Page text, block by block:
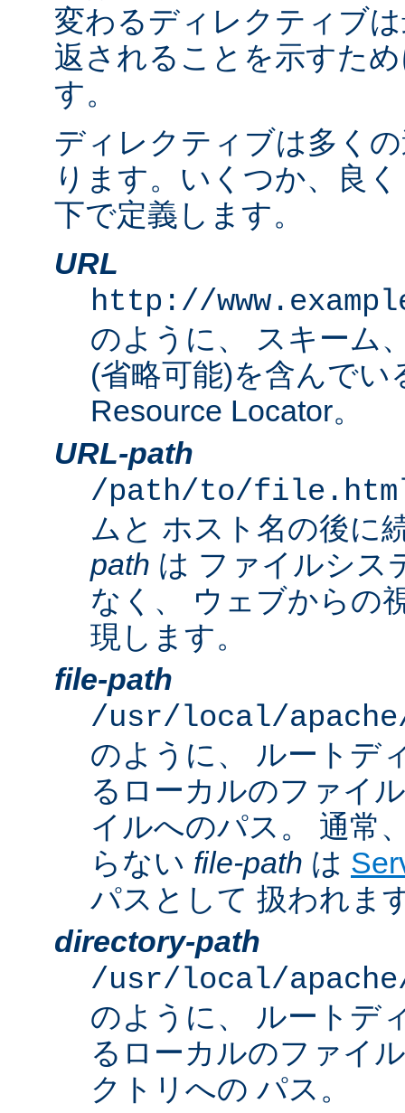
変わるディレクティブ
返されることを示すた
す。
ディレクティブは多く
ります。いくつか、良
下で定義します。
URL
http://
のように、 スキーム
(省略可能)を含んでい
Resource Locator。
URL-path
/path/to/
ムと ホスト名の後に
path は ファイルシス
なく、 ウェブからの
現します。
file-path
/usr/local/
のように、 ルートデ
るローカルのファイ
イルへのパス。 通常
らない file-path は
パスとして 扱われま
directory-path
/usr/local/
のように、 ルートデ
るローカルのファイ
クトリへの パス。